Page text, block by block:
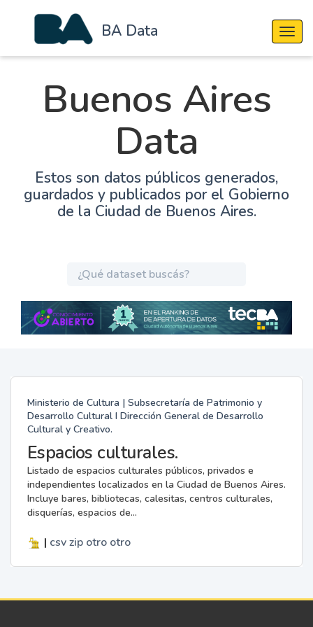
BA Data
Buenos Aires
Data
Estos son datos públicos generados,
guardados y publicados por el Gobierno
de la Ciudad de Buenos Aires.
Ministerio de Cultura | Subsecretaría de Patrimonio y
Desarrollo Cultural I Dirección General de Desarrollo
Cultural y Creativo.
Espacios culturales.
Listado de espacios culturales públicos, privados e
independientes localizados en la Ciudad de Buenos Aires.
Incluye bares, bibliotecas, calesitas, centros culturales,
disquerías, espacios de...
| csv zip otro otro